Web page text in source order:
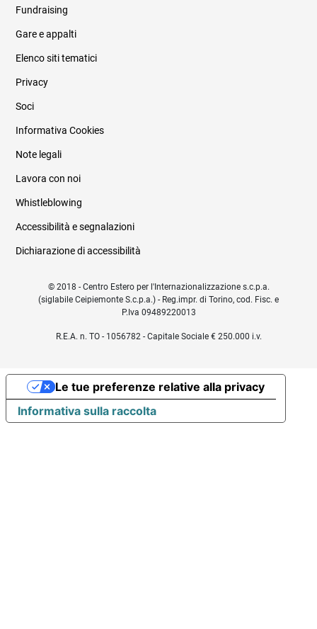
Informazioni legali e trasparenza
Fundraising
Gare e appalti
Elenco siti tematici
Privacy
Soci
Informativa Cookies
Note legali
Lavora con noi
Whistleblowing
Accessibilità e segnalazioni
Dichiarazione di accessibilità
© 2018 - Centro Estero per l'Internazionalizzazione s.c.p.a.
(siglabile Ceipiemonte S.c.p.a.) - Reg.impr. di Torino, cod. Fisc. e
P.Iva 09489220013
R.E.A. n. TO - 1056782 - Capitale Sociale € 250.000 i.v.
Informativa sulla raccolta
Le tue preferenze relative alla privacy